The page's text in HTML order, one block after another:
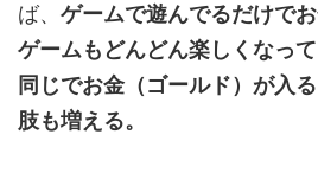
ば、 ゲームで遊んでるだけで
ゲームもどんどん楽しくなっ
同じでお金（ゴールド）が入
肢も増える。